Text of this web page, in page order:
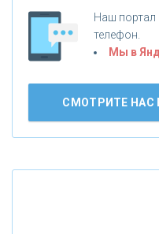
«БАНК
АО «КРЕДИТ
Банки.ру обновил
Наш портал
телефон.
Мы в
СМОТРИТЕ НАС